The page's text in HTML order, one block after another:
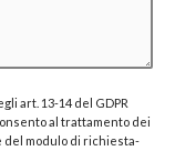
art. 13-14 del GDPR
al trattamento dei
del modulo di richiesta-